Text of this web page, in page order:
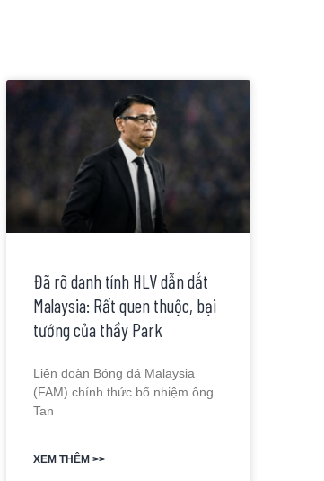
Đã rõ danh tính HLV dẫn dắt
Malaysia: Rất quen thuộc, bại
tướng của thầy Park
Liên đoàn Bóng đá Malaysia
(FAM) chính thức bổ nhiệm ông
Tan
XEM THÊM >>